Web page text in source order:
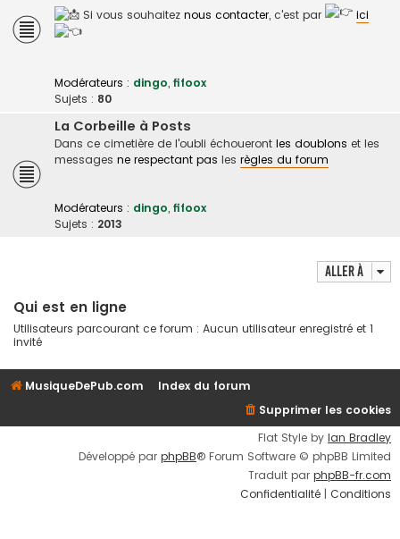
Si vous souhaitez nous contacter, c'est par ici
Modérateurs : dingo, fifoox
Sujets : 80
La Corbeille à Posts
Dans ce cimetière de l'oubli échoueront les doublons et les
messages ne respectant pas les règles du forum
Modérateurs : dingo, fifoox
Sujets : 2013
Aller à
Qui est en ligne
Utilisateurs parcourant ce forum : Aucun utilisateur enregistré et 1
invité
MusiqueDePub.com
Index du forum
Supprimer les cookies
Flat Style by Ian Bradley
Développé par phpBB® Forum Software © phpBB Limited
Traduit par phpBB-fr.com
Confidentialité | Conditions